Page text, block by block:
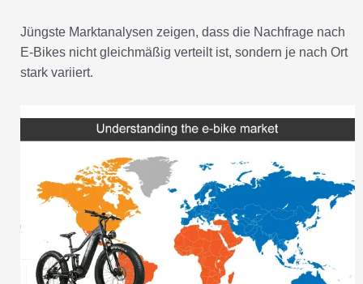
Jüngste Marktanalysen zeigen, dass die Nachfrage nach
E-Bikes nicht gleichmäßig verteilt ist, sondern je nach Ort
stark variiert.